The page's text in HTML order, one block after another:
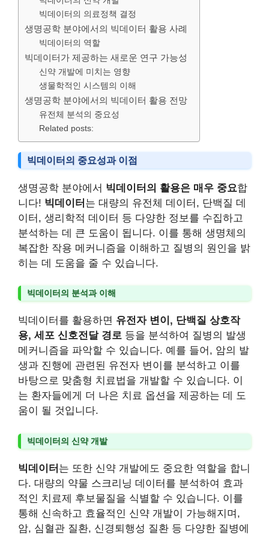
빅데이터의 의료정책 결정
생명공학 분야에서의 빅데이터 활용 사례
빅데이터의 역할
빅데이터가 제공하는 새로운 연구 가능성
신약 개발에 미치는 영향
생물학적인 시스템의 이해
생명공학 분야에서의 빅데이터 활용 전망
유전체 분석의 중요성
Related posts:
빅데이터의 중요성과 이점
생명공학 분야에서 빅데이터의 활용은 매우 중요합
니다! 빅데이터 는 대량의 유전체 데이터, 단백질 데
이터, 생리학적 데이터 등 다양한 정보를 수집하고
분석하는 데 큰 도움이 됩니다. 이를 통해 생명체의
복잡한 작용 메커니즘을 이해하고 질병의 원인을 밝
히는 데 도움을 줄 수 있습니다.
빅데이터의 분석과 이해
빅데이터를 활용하면 유전자 변이, 단백질 상호작
용, 세포 신호전달 경로 등을 분석하여 질병의 발생
메커니즘을 파악할 수 있습니다. 예를 들어, 암의 발
생과 진행에 관련된 유전자 변이를 분석하고 이를
바탕으로 맞춤형 치료법을 개발할 수 있습니다. 이
는 환자들에게 더 나은 치료 옵션을 제공하는 데 도
움이 될 것입니다.
빅데이터의 신약 개발
빅데이터 는 또한 신약 개발에도 중요한 역할을 합니
다. 대량의 약물 스크리닝 데이터를 분석하여 효과
적인 치료제 후보물질을 식별할 수 있습니다. 이를
통해 신속하고 효율적인 신약 개발이 가능해지며,
암, 심혈관 질환, 신경퇴행성 질환 등 다양한 질병에